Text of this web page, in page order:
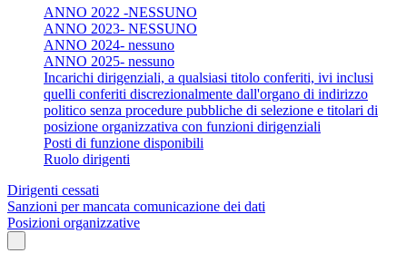
ANNO 2022 -NESSUNO
ANNO 2023- NESSUNO
ANNO 2024- nessuno
ANNO 2025- nessuno
Incarichi dirigenziali, a qualsiasi titolo conferiti, ivi inclusi
quelli conferiti discrezionalmente dall'organo di indirizzo
politico senza procedure pubbliche di selezione e titolari di
posizione organizzativa con funzioni dirigenziali
Posti di funzione disponibili
Ruolo dirigenti
Dirigenti cessati
Sanzioni per mancata comunicazione dei dati
Posizioni organizzative